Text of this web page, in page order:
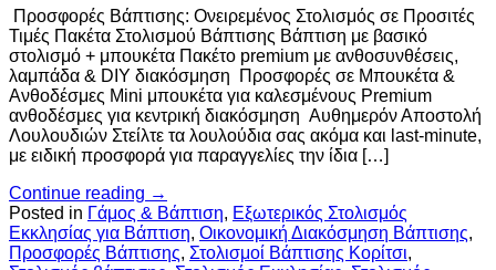
Προσφορές Βάπτισης: Ονειρεμένος Στολισμός σε Προσιτές
Τιμές Πακέτα Στολισμού Βάπτισης Βάπτιση με βασικό
στολισμό + μπουκέτα Πακέτο premium με ανθοσυνθέσεις,
λαμπάδα & DIY διακόσμηση Προσφορές σε Μπουκέτα &
Ανθοδέσμες Mini μπουκέτα για καλεσμένους Premium
ανθοδέσμες για κεντρική διακόσμηση Αυθημερόν Αποστολή
Λουλουδιών Στείλτε τα λουλούδια σας ακόμα και last-minute,
με ειδική προσφορά για παραγγελίες την ίδια […]
Continue reading →
Posted in Γάμος & Βάπτιση, Εξωτερικός Στολισμός
Εκκλησίας για Βάπτιση, Οικονομική Διακόσμηση Βάπτισης,
Προσφορές Βάπτισης, Στολισμοί Βάπτισης Κορίτσι,